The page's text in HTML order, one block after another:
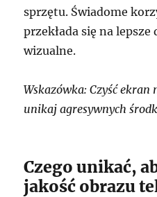
sprzętu. Świadome
przekłada się na lepsze
wizualne.
Wskazówka: Czyść ekran
unikaj agresywnych
Czego unikać,
jakość obrazu